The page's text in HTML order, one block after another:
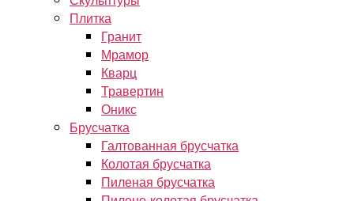
Плитка
Гранит
Мрамор
Кварц
Травертин
Оникс
Брусчатка
Галтованная брусчатка
Колотая брусчатка
Пиленая брусчатка